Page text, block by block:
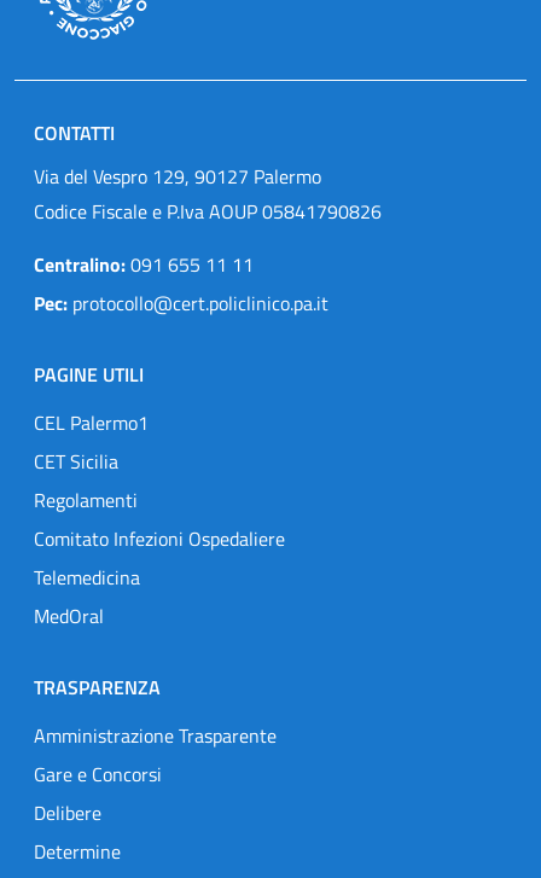
CONTATTI
Via del Vespro 129, 90127 Palermo
Codice Fiscale e P.Iva AOUP 05841790826
Centralino:091 655 11 11
Pec: protocollo@cert.policlinico.pa.it
PAGINE UTILI
CEL Palermo1
CET Sicilia
Regolamenti
Comitato Infezioni Ospedaliere
Telemedicina
MedOral
TRASPARENZA
Amministrazione Trasparente
Gare e Concorsi
Delibere
Determine